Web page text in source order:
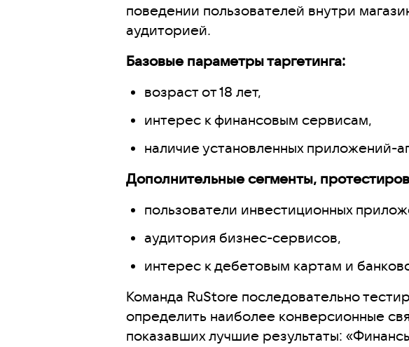
поведении пользователей внутри
аудиторией.
Базовые параметры таргетинга:
возраст от 18 лет,
интерес к финансовым сервисам,
наличие установленных приложений-
Дополнительные сегменты,
пользователи инвестиционных
аудитория бизнес-сервисов,
интерес к дебетовым картам и
Команда RuStore последовательно
определить наиболее конверсионные
показавших лучшие результаты: